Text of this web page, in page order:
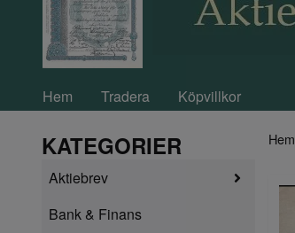
Hem Tradera Köpvillkor
KATEGORIER
Aktiebrev
Bank & Finans
Hem